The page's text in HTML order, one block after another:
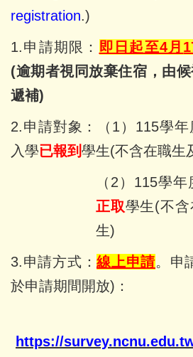
registration.)
1.申請期限： 即日起至4月
(逾期者視同放棄住宿，由
遞補)
2.申請對象：
（1）115學
入學已報到學生(不含在職生
（2）115學
正取學生(不
生)
3.申請方式：線上申請。申
於申請期間開放)：
https://